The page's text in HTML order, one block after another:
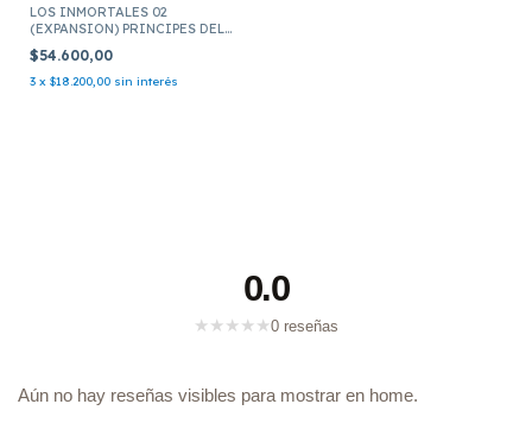
LOS INMORTALES 02
(EXPANSION) PRINCIPES DEL
$54.600,00
3 x $18.200,00 sin interés
0.0
★ ★ ★ ★ ★0 reseñas
Aún no hay reseñas visibles para mostrar en home.